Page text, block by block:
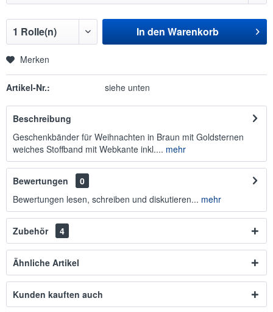
In den Warenkorb
Merken
Artikel-Nr.: siehe unten
Beschreibung
Geschenkbänder für Weihnachten in Braun mit Goldsternen
weiches Stoffband mit Webkante inkl.... mehr
Bewertungen
0
Bewertungen lesen, schreiben und diskutieren... mehr
Zubehör 4
Ähnliche Artikel
Kunden kauften auch